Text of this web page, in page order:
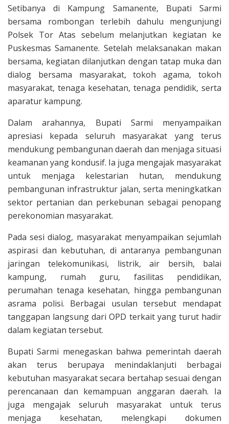
Setibanya di Kampung Samanente, Bupati Sarmi
bersama rombongan terlebih dahulu mengunjungi
Polsek Tor Atas sebelum melanjutkan kegiatan ke
Puskesmas Samanente. Setelah melaksanakan makan
bersama, kegiatan dilanjutkan dengan tatap muka dan
dialog bersama masyarakat, tokoh agama, tokoh
masyarakat, tenaga kesehatan, tenaga pendidik, serta
aparatur kampung.
Dalam arahannya, Bupati Sarmi menyampaikan
apresiasi kepada seluruh masyarakat yang terus
mendukung pembangunan daerah dan menjaga situasi
keamanan yang kondusif. Ia juga mengajak masyarakat
untuk menjaga kelestarian hutan, mendukung
pembangunan infrastruktur jalan, serta meningkatkan
sektor pertanian dan perkebunan sebagai penopang
perekonomian masyarakat.
Pada sesi dialog, masyarakat menyampaikan sejumlah
aspirasi dan kebutuhan, di antaranya pembangunan
jaringan telekomunikasi, listrik, air bersih, balai
kampung, rumah guru, fasilitas pendidikan,
perumahan tenaga kesehatan, hingga pembangunan
asrama polisi. Berbagai usulan tersebut mendapat
tanggapan langsung dari OPD terkait yang turut hadir
dalam kegiatan tersebut.
Bupati Sarmi menegaskan bahwa pemerintah daerah
akan terus berupaya menindaklanjuti berbagai
kebutuhan masyarakat secara bertahap sesuai dengan
perencanaan dan kemampuan anggaran daerah. Ia
juga mengajak seluruh masyarakat untuk terus
menjaga kesehatan, melengkapi dokumen